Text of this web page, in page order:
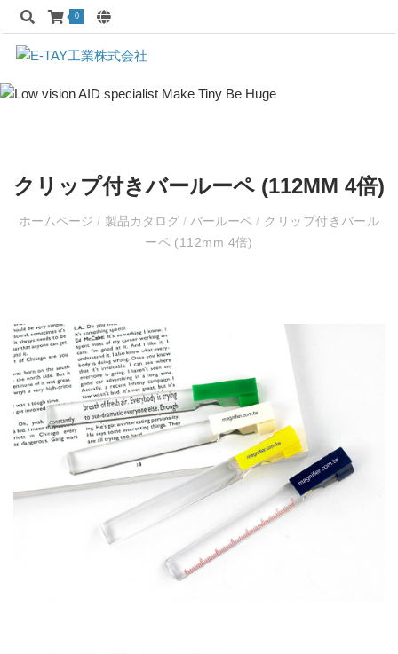
0
クリップ付きバールーペ (112MM 4倍)
ホームページ / 製品カタログ / バールーペ/ クリップ付きバール
ーペ (112mm 4倍)